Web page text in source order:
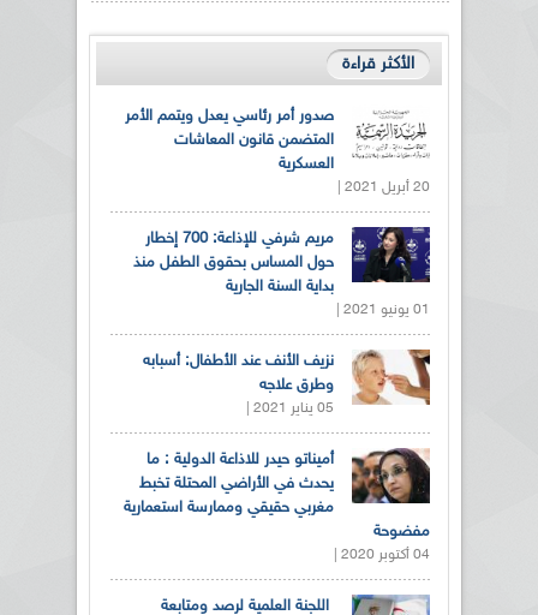
الأكثر قراءة
صدور أمر رئاسي يعدل ويتمم الأمر
المتضمن قانون المعاشات
العسكرية
20 أبريل 2021 |
مريم شرفي للإذاعة: 700 إخطار
حول المساس بحقوق الطفل منذ
بداية السنة الجارية
01 يونيو 2021 |
نزيف الأنف عند الأطفال: أسبابه
وطرق علاجه
05 يناير 2021 |
أميناتو حيدر للاذاعة الدولية : ما
يحدث في الأراضي المحتلة تخبط
مغربي حقيقي وممارسة استعمارية
مفضوحة
04 أكتوبر 2020 |
اللجنة العلمية لرصد ومتابعة